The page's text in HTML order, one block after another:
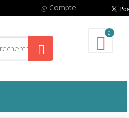
Compte
0